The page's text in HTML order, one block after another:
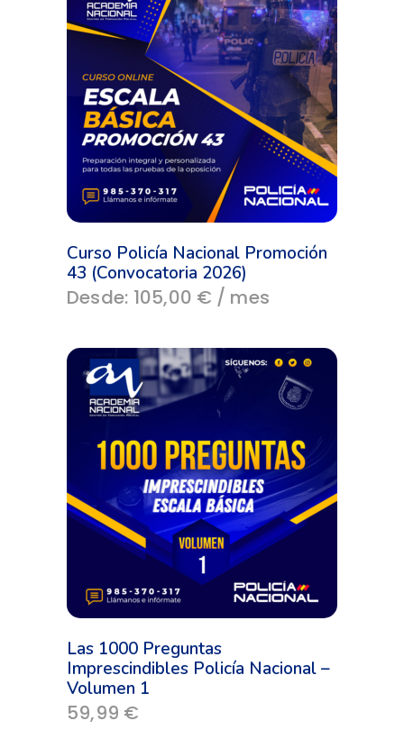
Curso Policía Nacional Promoción
43 (Convocatoria 2026)
Este
múltiples
variantes.
opciones
pueden
elegir
en
producto
Desde: 105,00 € / mes
Las 1000 Preguntas
Imprescindibles Policía Nacional –
Volumen 1
59,99 €